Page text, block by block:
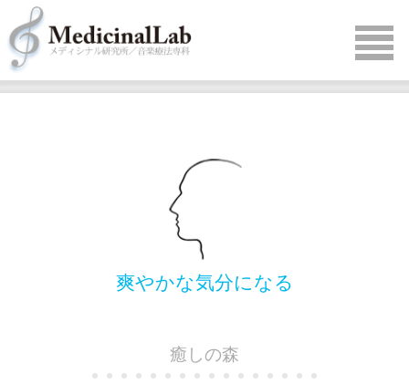
爽やかな気分になる
癒しの森